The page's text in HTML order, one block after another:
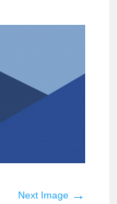
Next Image →